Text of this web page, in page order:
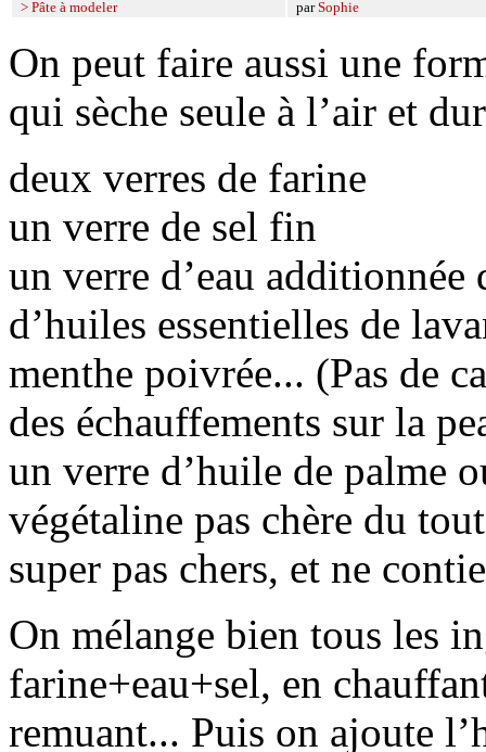
> Pâte à modeler parSophie
On peut faire aussi une
qui sèche seule à l’air et
deux verres de farine
un verre de sel fin
un verre d’eau
d’huiles essentielles de
menthe poivrée... (Pas de
des échauffements sur la
un verre d’huile de palme
végétaline pas chère du
super pas chers, et ne
On mélange bien tous les
farine+eau+sel, en
remuant... Puis on ajoute